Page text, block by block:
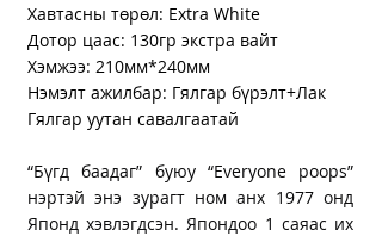
Хавтасны төрөл: Extra White
Дотор цаас: 130гр экстра вайт
Хэмжээ: 210мм*240мм
Нэмэлт ажилбар: Гялгар бүрэлт+Лак
Гялгар уутан савалгаатай
“Бүгд баадаг” буюу “Everyone poops”
нэртэй энэ зурагт ном анх 1977 онд
Японд хэвлэгдсэн. Япондоо 1 саяас их